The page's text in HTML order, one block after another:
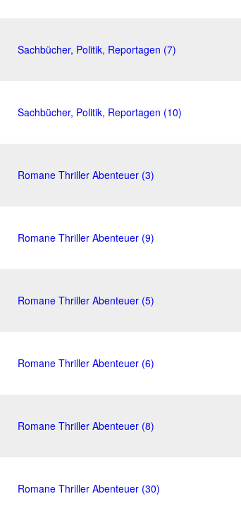
Sachbücher, Politik, Reportagen (7)
Sachbücher, Politik, Reportagen (10)
Romane Thriller Abenteuer (3)
Romane Thriller Abenteuer (9)
Romane Thriller Abenteuer (5)
Romane Thriller Abenteuer (6)
Romane Thriller Abenteuer (8)
Romane Thriller Abenteuer (30)